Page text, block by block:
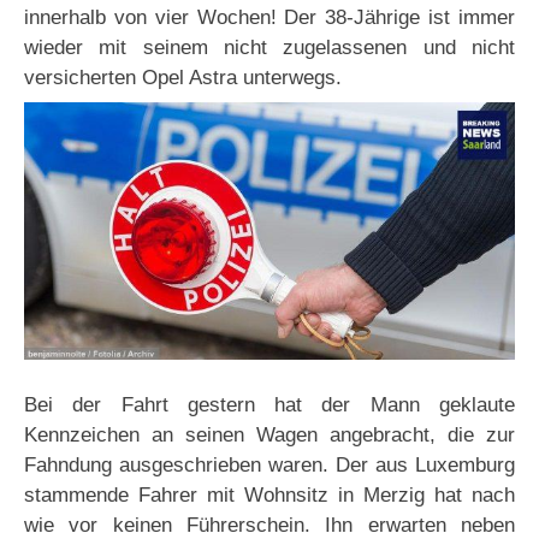
innerhalb von vier Wochen! Der 38-Jährige ist immer
wieder mit seinem nicht zugelassenen und nicht
versicherten Opel Astra unterwegs.
Bei der Fahrt gestern hat der Mann geklaute
Kennzeichen an seinen Wagen angebracht, die zur
Fahndung ausgeschrieben waren. Der aus Luxemburg
stammende Fahrer mit Wohnsitz in Merzig hat nach
wie vor keinen Führerschein. Ihn erwarten neben